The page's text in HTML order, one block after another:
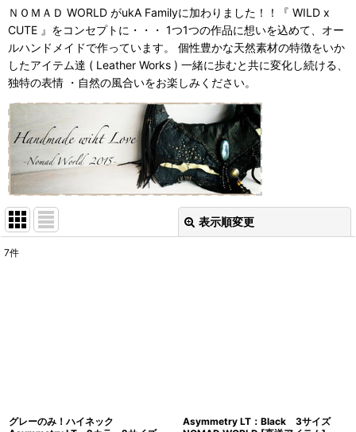
ＮＯＭＡＤ WORLD がukA Familyに加わりました！！『 WILD x
CUTE 』をコンセプトに・・・ 1つ1つの作品に想いを込めて、オー
ルハンドメイドで作っています。 個性豊かな天然素材の特徴をいか
したアイテム達 ( Leather Works ) 一緒に歩むと共に変化し続ける、
独特の表情 ・自然の風合いをお楽しみください。
表示順変更
7件
グレーのみ！ハイネック
Asymmetry LT：Black 3サイズ